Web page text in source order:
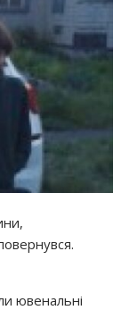
ювенальні